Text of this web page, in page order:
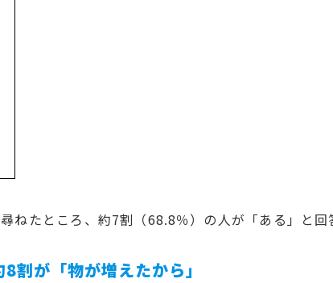
ねたところ、約7割（68.8％）の人が「ある」と回
が「物が増えたから」